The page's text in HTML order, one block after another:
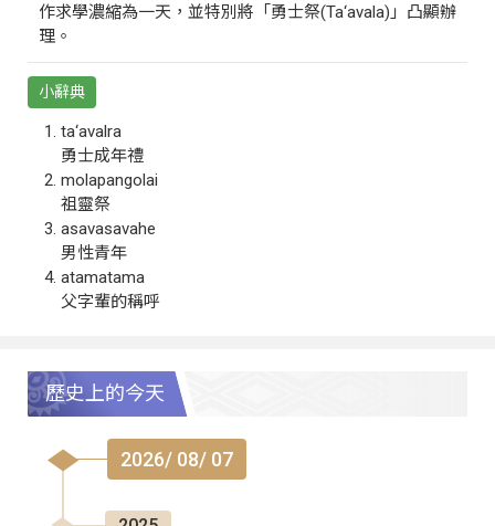
作求學濃縮為一天，並特別將「勇士祭(Ta‘avala)」凸顯辦
理。
小辭典
ta‘avalra
勇士成年禮
molapangolai
祖靈祭
asavasavahe
男性青年
atamatama
父字輩的稱呼
歷史上的今天
2026/ 08/ 07